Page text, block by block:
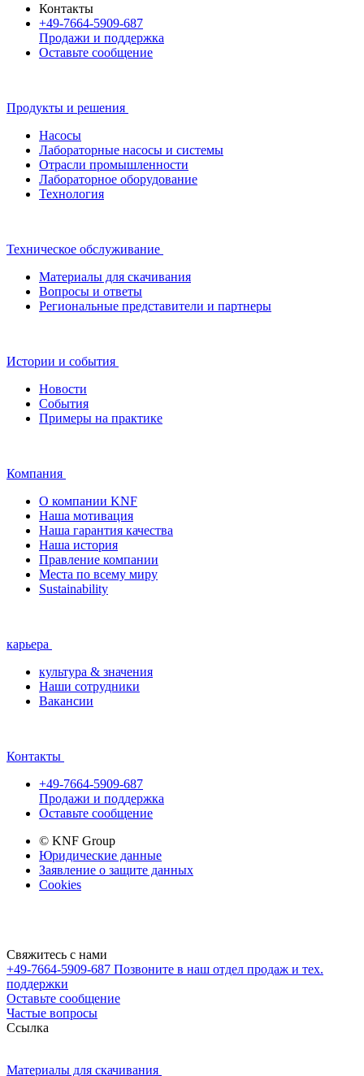
Контакты
+49-7664-5909-687
Продажи и поддержка
Оставьте сообщение
Продукты и решения
Насосы
Лабораторные насосы и системы
Отрасли промышленности
Лабораторное оборудование
Технология
Техническое обслуживание
Материалы для скачивания
Вопросы и ответы
Региональные представители и партнеры
Истории и события
Новости
События
Примеры на практике
Компания
О компании KNF
Наша мотивация
Наша гарантия качества
Наша история
Правление компании
Места по всему миру
Sustainability
карьера
культура & значения
Наши сотрудники
Вакансии
Контакты
+49-7664-5909-687
Продажи и поддержка
Оставьте сообщение
© KNF Group
Юридические данные
Заявление о защите данных
Cookies
Свяжитесь с нами
+49-7664-5909-687 Позвоните в наш отдел продаж и тех.
поддержки
Оставьте сообщение
Частые вопросы
Cсылка
Материалы для скачивания